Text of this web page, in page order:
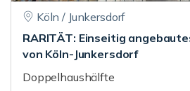
Köln / Junkersdorf
RARITÄT: Einseitig
von Köln-Junkersdorf
Doppelhaushälfte